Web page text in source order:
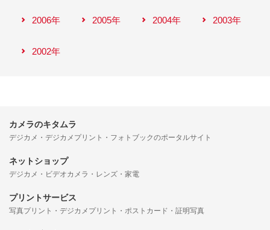
2006年 2005年 2004年 2003年
2002年
カメラのキタムラ
デジカメ・デジカメプリント・フォトブックのポータルサイト
ネットショップ
デジカメ・ビデオカメラ・レンズ・家電
プリントサービス
写真プリント・デジカメプリント・ポストカード・証明写真